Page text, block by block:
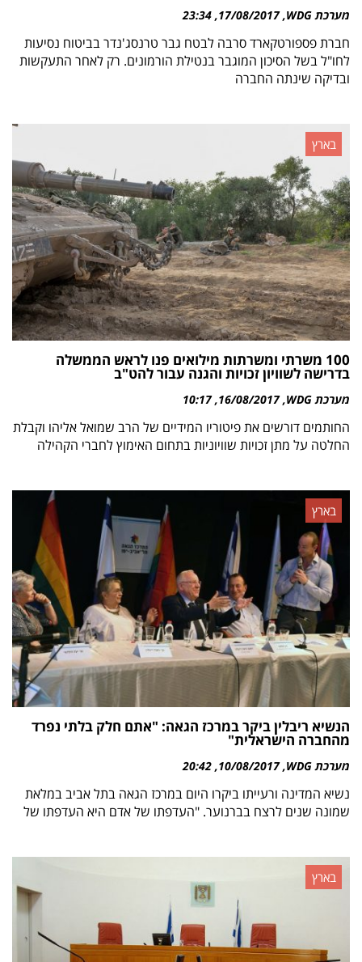
מערכת WDG 17/08/2017
23:34
חברת פספורטקארד סרבה לבטח גבר טרנסג'נדר בביטוח נסיעות
לחו"ל בשל הסיכון המוגבר בנטילת הורמונים. רק לאחר התעקשות
ובדיקה שינתה החברה
בארץ
100 משרתי ומשרתות מילואים פנו לראש הממשלה
בדרישה לשוויון זכויות והגנה עבור להט"ב
מערכת WDG 16/08/2017
10:17
החותמים דורשים את פיטוריו המידיים של הרב שמואל אליהו וקבלת
החלטה על מתן זכויות שוויוניות בתחום האימוץ לחברי הקהילה
בארץ
הנשיא ריבלין ביקר במרכז הגאה: "אתם חלק בלתי נפרד
מהחברה הישראלית"
מערכת WDG 10/08/2017
20:42
נשיא המדינה ורעייתו ביקרו היום במרכז הגאה בתל אביב במלאת
שמונה שנים לרצח בברנוער. "העדפתו של אדם היא העדפתו של
בארץ